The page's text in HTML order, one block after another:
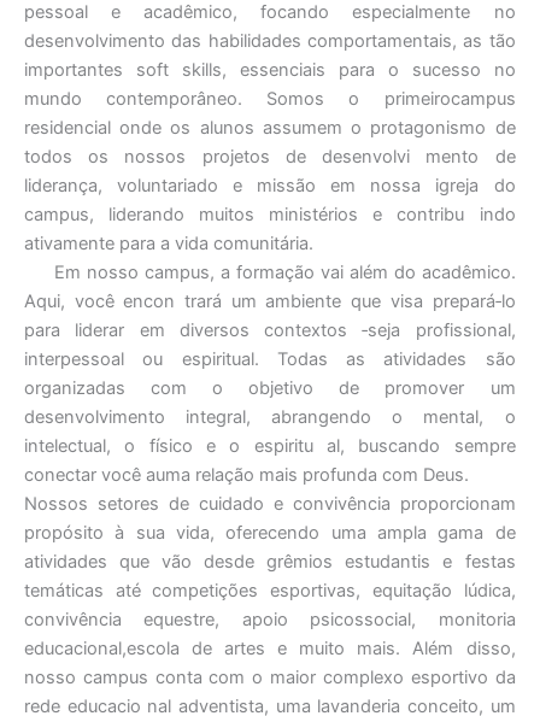
pessoal e acadêmico, focando especialmente no
desenvolvimento das habilidades comportamentais, as tão
importantes soft skills, essenciais para o sucesso no
mundo contemporâneo. Somos o primeirocampus
residencial onde os alunos assumem o protagonismo de
todos os nossos projetos de desenvolvi mento de
liderança, voluntariado e missão em nossa igreja do
campus, liderando muitos ministérios e contribu indo
ativamente para a vida comunitária.
Em nosso campus, a formação vai além do acadêmico.
Aqui, você encon trará um ambiente que visa prepará‐lo
para liderar em diversos contextos ‐seja profissional,
interpessoal ou espiritual. Todas as atividades são
organizadas com o objetivo de promover um
desenvolvimento integral, abrangendo o mental, o
intelectual, o físico e o espiritu al, buscando sempre
conectar você auma relação mais profunda com Deus.
Nossos setores de cuidado e convivência proporcionam
propósito à sua vida, oferecendo uma ampla gama de
atividades que vão desde grêmios estudantis e festas
temáticas até competições esportivas, equitação lúdica,
convivência equestre, apoio psicossocial, monitoria
educacional,escola de artes e muito mais. Além disso,
nosso campus conta com o maior complexo esportivo da
rede educacio nal adventista, uma lavanderia conceito, um